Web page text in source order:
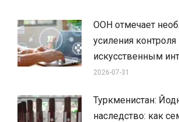
ООН отмечает
усиления контроля
искусственным
2026-07-31
Туркменистан:
наследство: как